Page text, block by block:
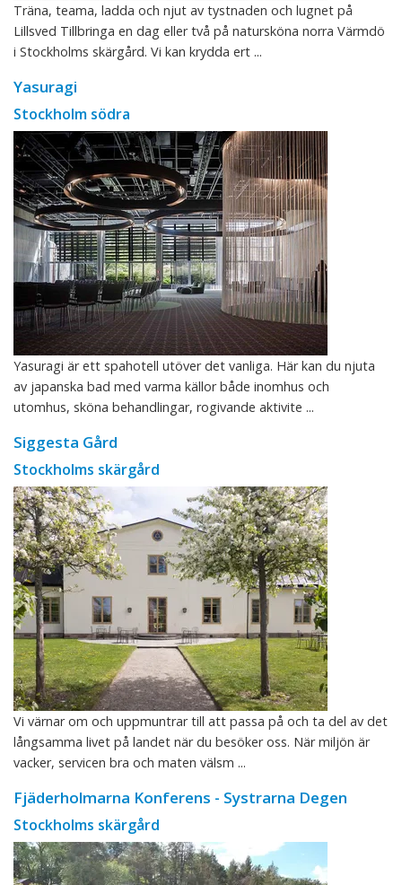
Träna, teama, ladda och njut av tystnaden och lugnet på
Lillsved Tillbringa en dag eller två på natursköna norra Värmdö
i Stockholms skärgård. Vi kan krydda ert ...
Yasuragi
Stockholm södra
Yasuragi är ett spahotell utöver det vanliga. Här kan du njuta
av japanska bad med varma källor både inomhus och
utomhus, sköna behandlingar, rogivande aktivite ...
Siggesta Gård
Stockholms skärgård
Vi värnar om och uppmuntrar till att passa på och ta del av det
långsamma livet på landet när du besöker oss. När miljön är
vacker, servicen bra och maten välsm ...
Fjäderholmarna Konferens - Systrarna Degen
Stockholms skärgård